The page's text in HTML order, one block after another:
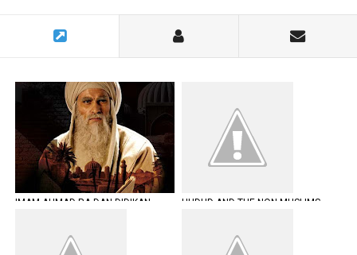
IMAM AHMAD RA DAN DIDIKAN
HUDUD AND THE NON MUSLIMS